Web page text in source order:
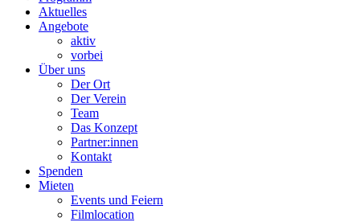
Aktuelles
Angebote
aktiv
vorbei
Über uns
Der Ort
Der Verein
Team
Das Konzept
Partner:innen
Kontakt
Spenden
Mieten
Events und Feiern
Filmlocation